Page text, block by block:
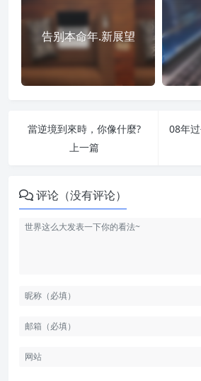
告别本命年.新展望
當逆境到來時，你像什麼?
上一篇
评论（没有评论）